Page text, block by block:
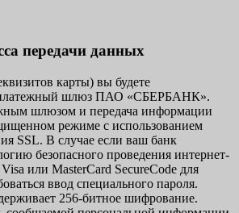
передачи данных
карты) вы будете
платежный шлюз ПАО «СБЕРБАНК».
шлюзом и передача информации
режиме с использованием
SSL. В случае если ваш банк
безопасного проведения интернет-
или MasterCard SecureCode для
ввод специального пароля.
256-битное шифрование.